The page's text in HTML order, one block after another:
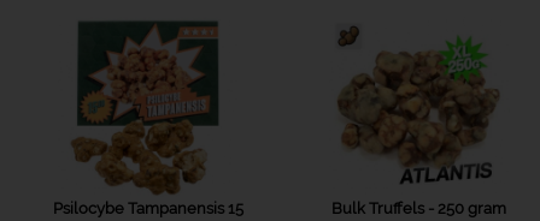
Psilocybe Tampanensis 15
Bulk Truffels - 250 gram